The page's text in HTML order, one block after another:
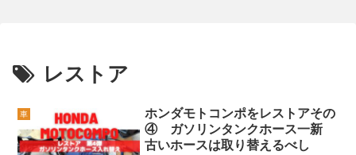
レストア
車
ホンダモトコンポをレストアその
④ ガソリンタンクホース一新
古いホースは取り替えるべし